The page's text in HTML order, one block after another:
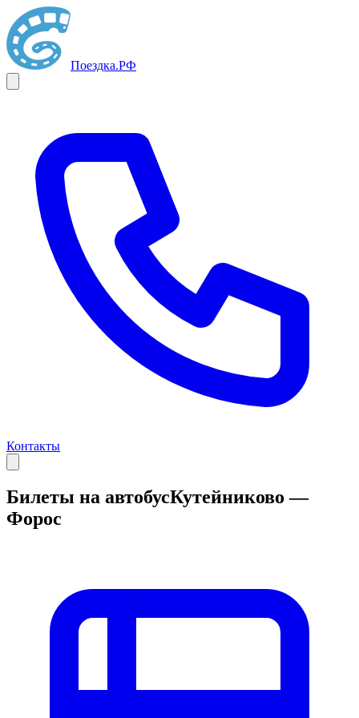
Поездка.РФ
Контакты
Билеты на автобусКутейниково —
Форос